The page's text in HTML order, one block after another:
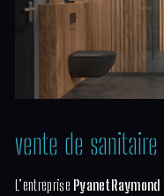
vente de sanitaire
L’entreprise Pyanet Raymond